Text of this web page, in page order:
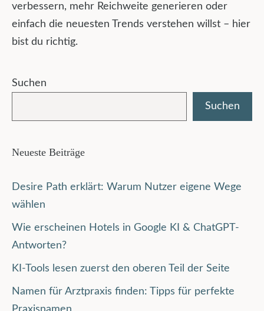
verbessern, mehr Reichweite generieren oder
einfach die neuesten Trends verstehen willst – hier
bist du richtig.
Suchen
Suchen
Neueste Beiträge
Desire Path erklärt: Warum Nutzer eigene Wege
wählen
Wie erscheinen Hotels in Google KI & ChatGPT-
Antworten?
KI-Tools lesen zuerst den oberen Teil der Seite
Namen für Arztpraxis finden: Tipps für perfekte